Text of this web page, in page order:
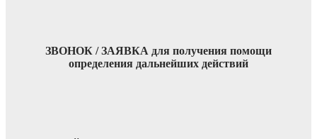
ЗВОНОК / ЗАЯВКА для получения помощи
определения дальнейших действий